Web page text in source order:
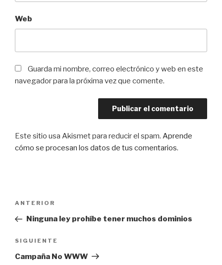
Web
Guarda mi nombre, correo electrónico y web en este
navegador para la próxima vez que comente.
Este sitio usa Akismet para reducir el spam. Aprende
cómo se procesan los datos de tus comentarios.
entradas
Entrada
anterior:
ANTERIOR
Ninguna ley prohíbe tener muchos dominios
Siguiente
entrada
SIGUIENTE
Campaña No WWW